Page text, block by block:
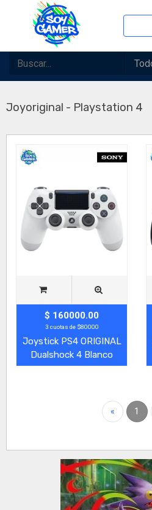
Joyoriginal - Playstation 4
$ 160000.00
3 cuotas de $80000
Joystick PS4 ORIGINAL
Dualshock 4 Blanco
« 1